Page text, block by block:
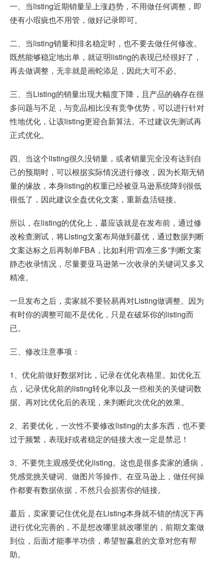
一、当listing近期销量呈上涨趋势，不用做任何调整，即
使有小瑕疵也不用管，做好记录即可。
二、当listing销量和排名稳定时，也不要去做任何修改。
既然能够稳定地出单，就证明listing的表现已经很好了，
再去做调整，无非就是画蛇添足，因此大可不必。
三、当Listing的销量出现大幅度下降，且产品的确存在很
多问题与不足，与竞品相比没有竞争优势，可以进行针对
性地优化，让该listing更迎合新算法。不过建议先测试再
正式优化。
四、当这个listing很久没销量，或者销量完全没有达到自
己的预期时，可以根据实际情况进行修改，因为长期无销
量的缘故，本身listing的权重已经被亚马逊系统降到很低
很低了，因此建议全盘优化文案，重新盘活链接。
所以，在listing的优化上，蕞应该就是在发布前，通过修
改检查测试，将Listing文案布局做到蕞优，通过数据判断
文案达标之后再制单FBA，比如利用“四准三多”判断文案
静态收录情况，尽量要亚马逊第一次收录的关键词又多又
精准。
一旦发布之后，卖家就不要轻易再对Listing做调整。因为
有时你的调整可能不是优化，只是在破坏你的listing而
已。
三、修改注意事项：
1、优化前做好数据对比，记录在优化表格里。如优化五
点，记录优化前的listing转化率以及一些相关的关键词数
据。再对比优化后的表现，来判断此次优化的效果。
2、若要优化，一次性不要修改listing的太多东西，也不要
过于频繁，表现好或者稳定的链接大改一定是禁忌！
3、不要凭主观感受优化listing。这也是很多卖家的通病，
凭感觉挑关键词、做图片等操作。在亚马逊上，做任何操
作都要有数据依据，不然只会损害你的链接。
蕞后，卖家要记住优化是在Listing本身就不错的情况下再
进行优化完善的，不是想改哪里就改哪里的，前期文案做
到位，后面才能事半功倍，希望智赢君的文章对您有帮
助。